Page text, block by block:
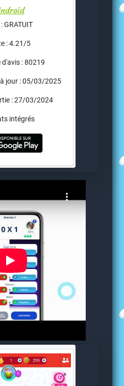
GRATUIT
: 4.21/5
d'avis : 80219
à jour : 05/03/2025
: 27/03/2024
intégrés